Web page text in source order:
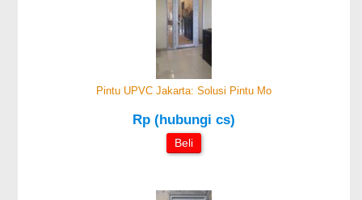
Pintu UPVC Jakarta: Solusi Pintu Mo
Rp (hubungi cs)
Beli